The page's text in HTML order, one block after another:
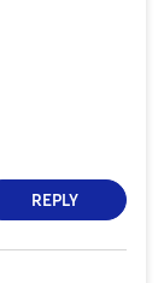
REPLY